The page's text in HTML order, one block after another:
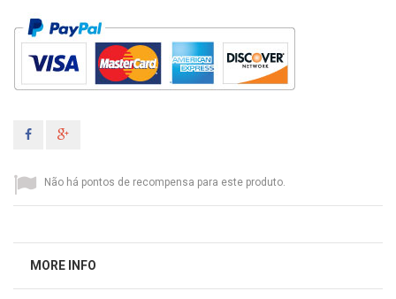
Não há pontos de recompensa para este produto.
MORE INFO